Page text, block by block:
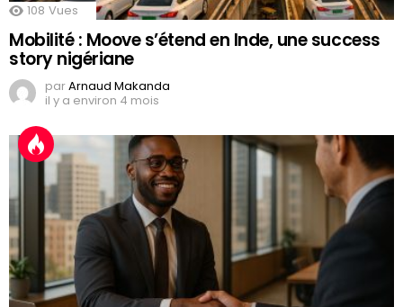
108 Vues
Mobilité : Moove s’étend en Inde, une success
story nigériane
parArnaud Makanda
il y a environ 4 mois